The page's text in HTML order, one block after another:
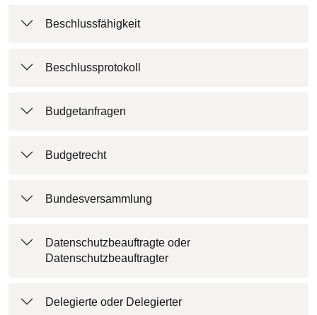
Beschlussfähigkeit
Beschlussprotokoll
Budgetanfragen
Budgetrecht
Bundesversammlung
Datenschutzbeauftragte oder
Datenschutzbeauftragter
Delegierte oder Delegierter